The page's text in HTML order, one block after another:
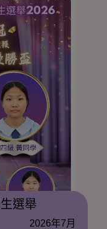
選舉
2026年7月